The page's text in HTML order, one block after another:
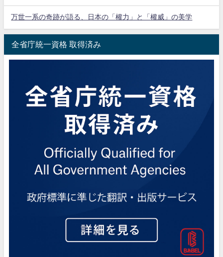
万世一系の奇跡が語る、日本の「權力」と「權威」の美学
全省庁統一資格 取得済み